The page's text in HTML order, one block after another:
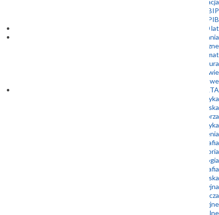
Kontakt i lokalizacja
BIP
Patronaty Dyrektora PIG-PIB
100 lat
Badania
Bezpieczeństwo energetyczne
Energia i klimat
Bezpieczna infrastruktura
Geologia a zdrowie
Badania podstawowe
OFERTA
Geofizyka
Geologia inżynierska
Geologia morza
Geoturystyka
Geozagrożenia
Kartografia
Laboratoria
Mikropaleontologia
Mineralogia i petrografia
Ochrona środowiska
Oferta edukacyjna
Oferta wydawnicza
Prace interwencyjne
Surowce mineralne